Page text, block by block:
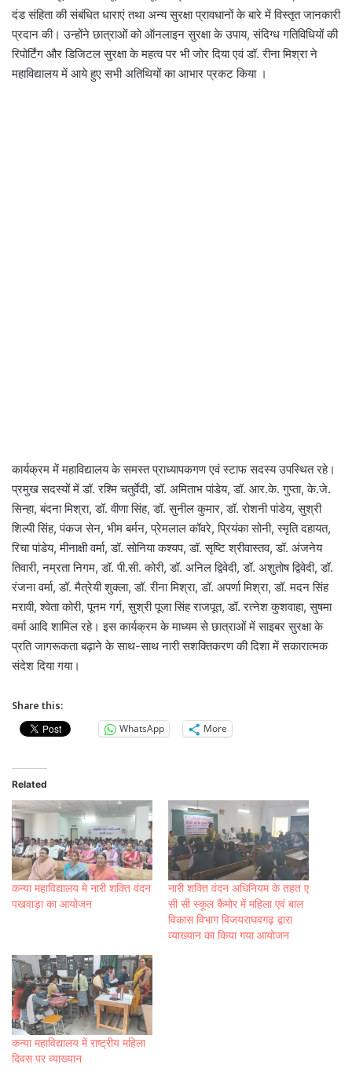
दंड संहिता की संबंधित धाराएं तथा अन्य सुरक्षा प्रावधानों के बारे में विस्तृत जानकारी
प्रदान की। उन्होंने छात्राओं को ऑनलाइन सुरक्षा के उपाय, संदिग्ध गतिविधियों की
रिपोर्टिंग और डिजिटल सुरक्षा के महत्व पर भी जोर दिया एवं डॉ. रीना मिश्रा ने
महाविद्यालय में आये हुए सभी अतिथियों का आभार प्रकट किया ।
कार्यक्रम में महाविद्यालय के समस्त प्राध्यापकगण एवं स्टाफ सदस्य उपस्थित रहे।
प्रमुख सदस्यों में डॉ. रश्मि चतुर्वेदी, डॉ. अमिताभ पांडेय, डॉ. आर.के. गुप्ता, के.जे.
सिन्हा, बंदना मिश्रा, डॉ. वीणा सिंह, डॉ. सुनील कुमार, डॉ. रोशनी पांडेय, सुश्री
शिल्पी सिंह, पंकज सेन, भीम बर्मन, प्रेमलाल कॉवरे, प्रियंका सोनी, स्मृति दहायत,
रिचा पांडेय, मीनाक्षी वर्मा, डॉ. सोनिया कश्यप, डॉ. सृष्टि श्रीवास्तव, डॉ. अंजनेय
तिवारी, नम्रता निगम, डॉ. पी.सी. कोरी, डॉ. अनिल द्विवेदी, डॉ. अशुतोष द्विवेदी, डॉ.
रंजना वर्मा, डॉ. मैत्रेयी शुक्ला, डॉ. रीना मिश्रा, डॉ. अपर्णा मिश्रा, डॉ. मदन सिंह
मरावी, श्वेता कोरी, पूनम गर्ग, सुश्री पूजा सिंह राजपूत, डॉ. रत्नेश कुशवाहा, सुषमा
वर्मा आदि शामिल रहे। इस कार्यक्रम के माध्यम से छात्राओं में साइबर सुरक्षा के
प्रति जागरूकता बढ़ाने के साथ-साथ नारी सशक्तिकरण की दिशा में सकारात्मक
संदेश दिया गया।
Share this:
WhatsApp
More
Related
कन्या महाविद्यालय मे नारी शक्ति वंदन
पखवाड़ा का आयोजन
नारी शक्ति वंदन अधिनियम के तहत ए
सी सी स्कूल कैमोर में महिला एवं बाल
विकास विभाग विजयराघवगढ़ द्वारा
व्याख्यान का किया गया आयोजन
कन्या महाविद्यालय में राष्ट्रीय महिला
दिवस पर व्याख्यान